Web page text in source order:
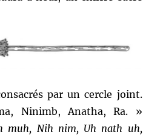
par un cercle joint.
Ninimb, Anatha, Ra. »
muh, Nih nim, Uh nath uh,